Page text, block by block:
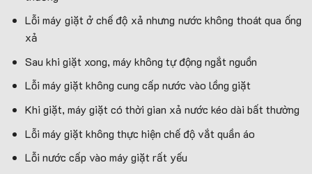
Lỗi máy giặt ở chế độ xả nhưng nước không thoát qua ống
xả
Sau khi giặt xong, máy không tự động ngắt nguồn
Lỗi máy giặt không cung cấp nước vào lồng giặt
Khi giặt, máy giặt có thời gian xả nước kéo dài bất thường
Lỗi máy giặt không thực hiện chế độ vắt quần áo
Lỗi nước cấp vào máy giặt rất yếu